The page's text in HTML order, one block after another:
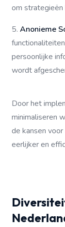
om
5. Anonieme
persoonlijke
wordt
Door het
minimaliseren
de kansen
eerlijker en